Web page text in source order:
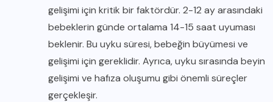
gelişimi için kritik bir faktördür. 2-12 ay arasındaki
bebeklerin günde ortalama 14-15 saat uyuması
beklenir. Bu uyku süresi, bebeğin büyümesi ve
gelişimi için gereklidir. Ayrıca, uyku sırasında beyin
gelişimi ve hafıza oluşumu gibi önemli süreçler
gerçekleşir.